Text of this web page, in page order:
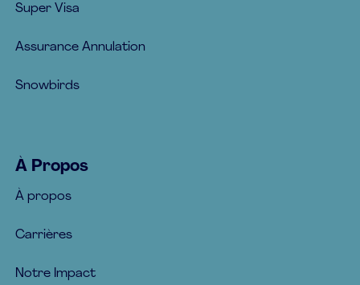
Super Visa
Assurance Annulation
Snowbirds
À Propos
À propos
Carrières
Notre Impact